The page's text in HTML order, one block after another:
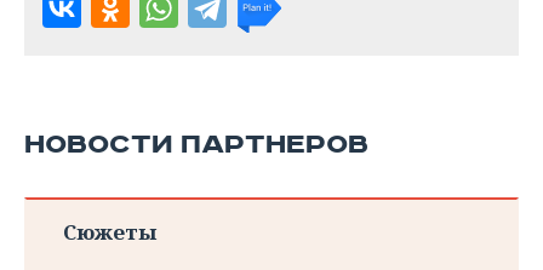
НОВОСТИ ПАРТНЕРОВ
Сюжеты